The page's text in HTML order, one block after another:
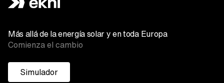
Más allá de la energía solar y en toda Europa
Comienza el cambio
Simulador